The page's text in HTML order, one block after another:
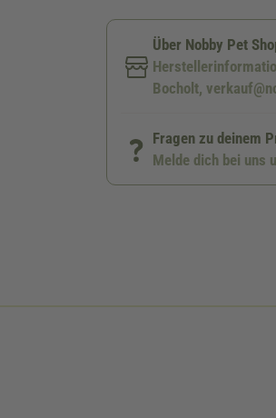
Über Nobby Pet
Bocholt,
Fragen zu deinem
Melde dich bei uns